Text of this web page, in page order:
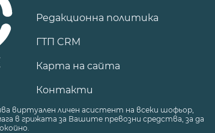
Редакционна политика
ГТП CRM
Карта на сайта
Контакти
виртуален личен асистент на всеки шофьор,
в грижата за Вашите превозни средства, за да